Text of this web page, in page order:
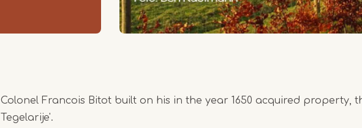
Colonel Francois Bitot built on his in the year 1650 acquired property,
Tegelarije'.